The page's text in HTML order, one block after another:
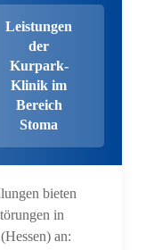
Leistungen
der
Kurpark-
Klinik im
Bereich
Stoma
bieten
in
an: